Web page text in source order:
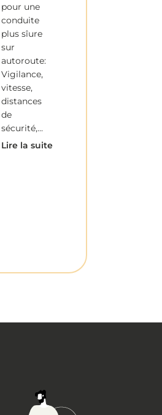
pour une
conduite
plus sîure
sur
autoroute:
Vigilance,
vitesse,
distances
de
sécurité,...
Lire la suite